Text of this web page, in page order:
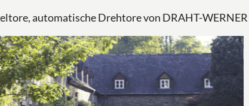
automatische Drehtore von DRAHT-WERNER